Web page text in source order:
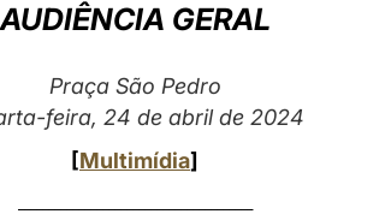
AUDIÊNCIA GERAL
Praça São Pedro
feira, 24 de abril de 2024
[Multimídia]